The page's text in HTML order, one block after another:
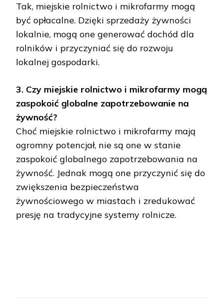
Tak, miejskie rolnictwo i mikrofarmy mogą
być opłacalne. Dzięki sprzedaży żywności
lokalnie, mogą one generować dochód dla
rolników i przyczyniać się do rozwoju
lokalnej gospodarki.
3. Czy miejskie rolnictwo i mikrofarmy mogą
zaspokoić globalne zapotrzebowanie na
żywność?
Choć miejskie rolnictwo i mikrofarmy mają
ogromny potencjał, nie są one w stanie
zaspokoić globalnego zapotrzebowania na
żywność. Jednak mogą one przyczynić się do
zwiększenia bezpieczeństwa
żywnościowego w miastach i zredukować
presję na tradycyjne systemy rolnicze.